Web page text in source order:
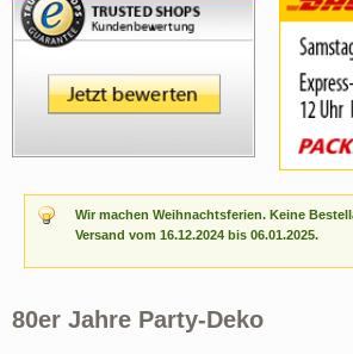
Wir machen Weihnachtsferien. Keine
Versand vom 16.12.2024 bis 06.01.2025.
80er Jahre Party-Deko